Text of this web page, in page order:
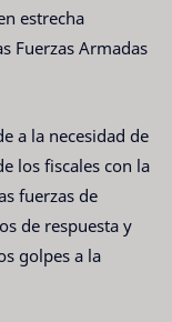
estrecha
Fuerzas Armadas
a la necesidad de
los fiscales con la
fuerzas de
de respuesta y
golpes a la